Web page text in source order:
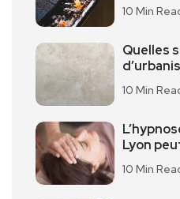
10 Min
Quelles
10 Min
Lyon
10 Min